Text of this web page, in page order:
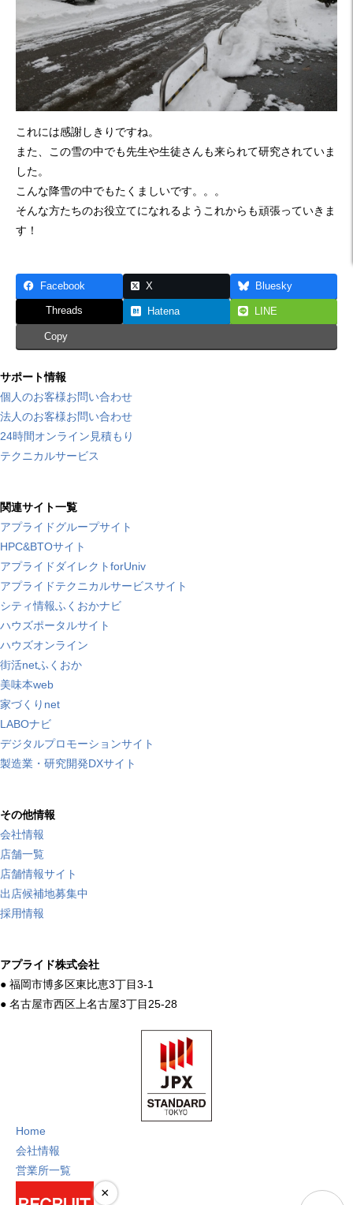
これには感謝しきりですね。
また、この雪の中でも先生や生徒さんも来られて研究されていま
した。
こんな降雪の中でもたくましいです。。。
そんな方たちのお役立てになれるようこれからも頑張っていきま
す！
Facebook X Bluesky
Threads Hatena LINE
Copy
サポート情報
個人のお客様お問い合わせ
法人のお客様お問い合わせ
24時間オンライン見積もり
テクニカルサービス
関連サイト一覧
アプライドグループサイト
HPC&BTOサイト
アプライドダイレクトforUniv
アプライドテクニカルサービスサイト
シティ情報ふくおかナビ
ハウズポータルサイト
ハウズオンライン
街活netふくおか
美味本web
家づくりnet
LABOナビ
デジタルプロモーションサイト
製造業・研究開発DXサイト
その他情報
会社情報
店舗一覧
店舗情報サイト
出店候補地募集中
採用情報
アプライド株式会社
● 福岡市博多区東比恵3丁目3-1
● 名古屋市西区上名古屋3丁目25-28
Home
会社情報
営業所一覧
×